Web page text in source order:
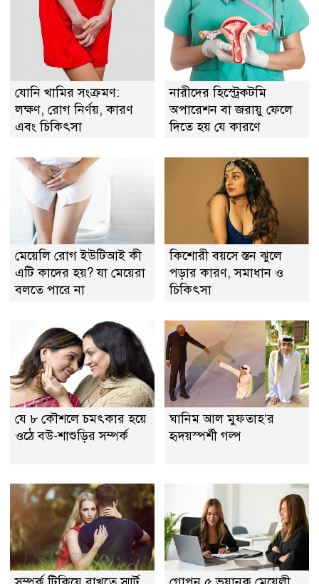
যোনি খামির সংক্রমণ:
লক্ষণ, রোগ নির্ণয়, কারণ
এবং চিকিৎসা
নারীদের হিস্ট্রেকটমি
অপারেশন বা জরায়ু ফেলে
দিতে হয় যে কারণে
মেয়েলি রোগ ইউটিআই কী
এটি কাদের হয়? যা মেয়েরা
বলতে পারে না
কিশোরী বয়সে স্তন ঝুলে
পড়ার কারণ, সমাধান ও
চিকিৎসা
যে ৮ কৌশলে চমৎকার হয়ে
ওঠে বউ-শাশুড়ির সম্পর্ক
ঘানিম আল মুফতাহ’র
হৃদয়স্পর্শী গল্প